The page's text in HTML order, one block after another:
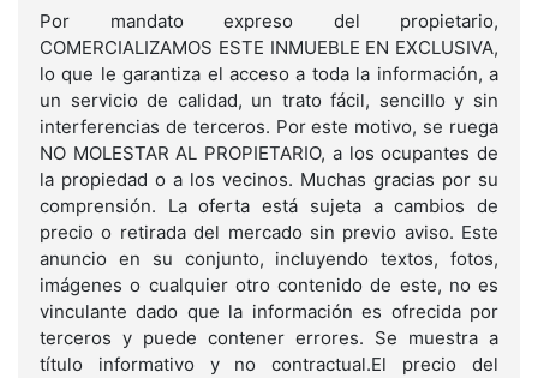
Por mandato expreso del propietario,
COMERCIALIZAMOS ESTE INMUEBLE EN EXCLUSIVA,
lo que le garantiza el acceso a toda la información, a
un servicio de calidad, un trato fácil, sencillo y sin
interferencias de terceros. Por este motivo, se ruega
NO MOLESTAR AL PROPIETARIO, a los ocupantes de
la propiedad o a los vecinos. Muchas gracias por su
comprensión. La oferta está sujeta a cambios de
precio o retirada del mercado sin previo aviso. Este
anuncio en su conjunto, incluyendo textos, fotos,
imágenes o cualquier otro contenido de este, no es
vinculante dado que la información es ofrecida por
terceros y puede contener errores. Se muestra a
título informativo y no contractual.El precio del